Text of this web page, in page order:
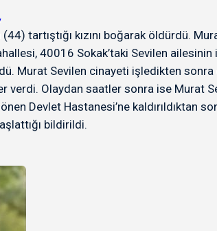
tartıştığı kızını boğarak öldürdü.
40016 Sokak’taki Sevilen
Murat Sevilen cinayeti işledikten sonra
verdi. Olaydan saatler sonra ise Murat
Devlet Hastanesi’ne kaldırıldıktan
bildirildi.